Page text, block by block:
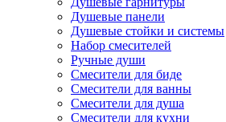
Душевые панели
Душевые стойки и системы
Набор смесителей
Ручные души
Смесители для биде
Смесители для ванны
Смесители для душа
Смесители для кухни